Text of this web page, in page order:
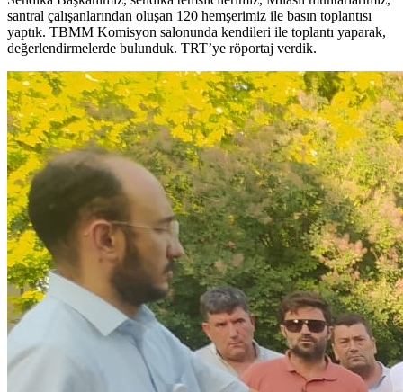
santral çalışanlarından oluşan 120 hemşerimiz ile basın toplantısı
yaptık. TBMM Komisyon salonunda kendileri ile toplantı yaparak,
değerlendirmelerde bulunduk. TRT’ye röportaj verdik.